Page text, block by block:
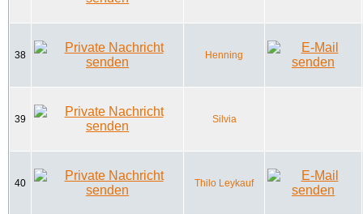
38 Henning
39 Silvia
40 Thilo Leykauf